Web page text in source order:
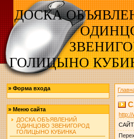
ДОСКА
ГОЛИЦЫНО
»Форма входа
»Меню сайта
ДОСКА ОБЪЯВЛЕНИЙ
ОДИНЦОВО ЗВЕНИГОРОД
ГОЛИЦЫНО КУБИНКА